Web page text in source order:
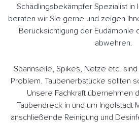
Schädlingsbekämpfer Spezialist in
beraten wir Sie gerne und zeigen
Berücksichtigung der Eudämonie
abwehren.
Spannseile, Spikes, Netze etc.
Problem. Taubenerbstücke sollten
Unsere Fachkraft übernehmen
Taubendreck in und um Ingolstadt
anschließende Reinigung und